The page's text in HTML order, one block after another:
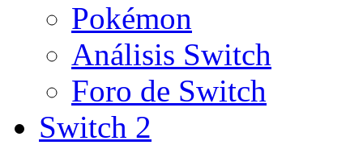
Pokémon
Análisis Switch
Foro de Switch
Switch 2